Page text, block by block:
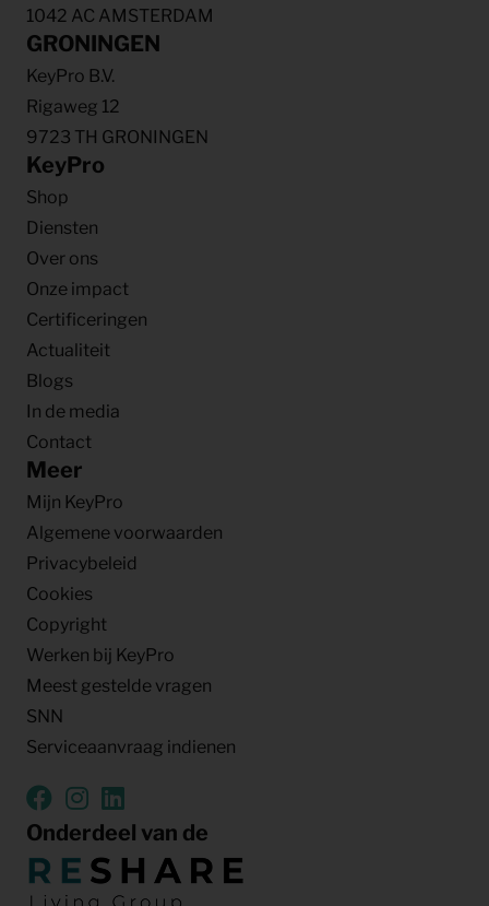
1042 AC AMSTERDAM
GRONINGEN
KeyPro B.V.
Rigaweg 12
9723 TH GRONINGEN
KeyPro
Shop
Diensten
Over ons
Onze impact
Certificeringen
Actualiteit
Blogs
In de media
Contact
Meer
Mijn KeyPro
Algemene voorwaarden
Privacybeleid
Cookies
Copyright
Werken bij KeyPro
Meest gestelde vragen
SNN
Serviceaanvraag indienen
Onderdeel van de